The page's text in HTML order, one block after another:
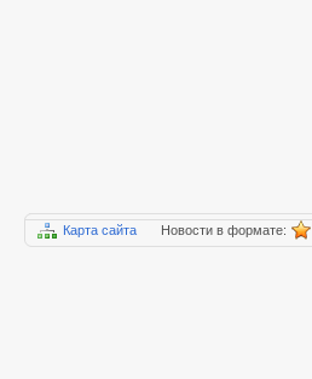
Карта сайта Новости в формате: